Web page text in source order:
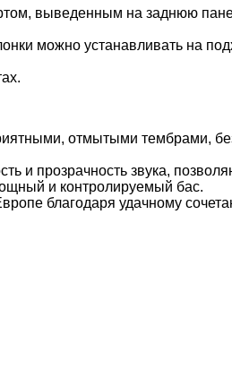
выведенным на заднюю
можно устанавливать на
отмытыми тембрами,
и прозрачность звука,
и контролируемый бас.
благодаря удачному